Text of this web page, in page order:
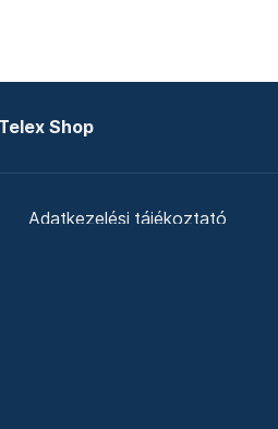
Telex Shop
Adatkezelési tájékoztató